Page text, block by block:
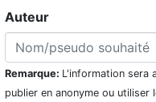
Auteur
Remarque: L'information sera
publier en anonyme ou utiliser